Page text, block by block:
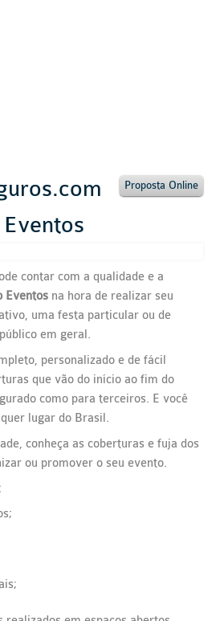
Proposta Online
contar com a qualidade e a
Eventos na hora de realizar seu
uma festa particular ou de
em geral.
personalizado e de fácil
que vão do início ao fim do
como para terceiros. E você
lugar do Brasil.
conheça as coberturas e fuja dos
ou promover o seu evento.